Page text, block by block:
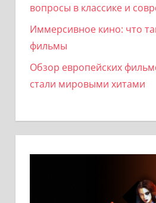
вопросы в классике и
Иммерсивное кино: что
фильмы
Обзор европейских
стали мировыми хитами